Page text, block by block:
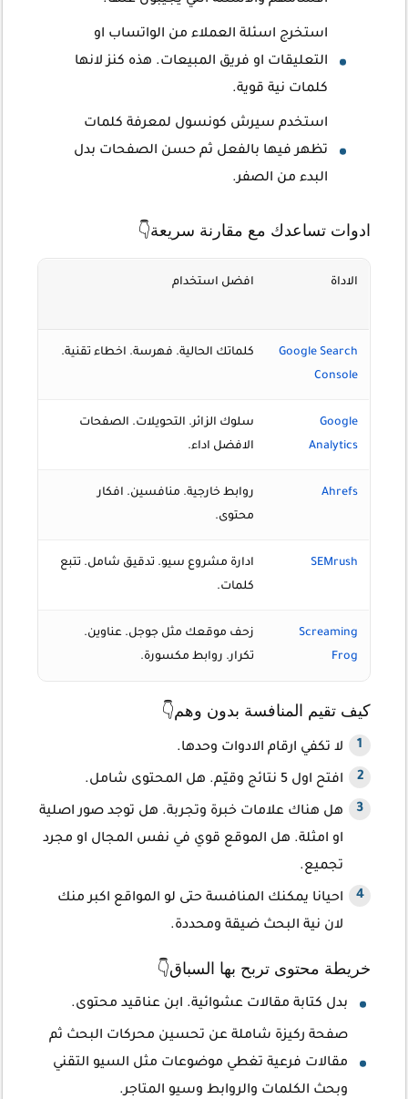
استخرج اسئلة العملاء من الواتساب او
التعليقات او فريق المبيعات. هذه كنز لانها
كلمات نية قوية.
استخدم سيرش كونسول لمعرفة كلمات
تظهر فيها بالفعل ثم حسن الصفحات بدل
البدء من الصفر.
ادوات تساعدك مع مقارنة سريعة👇
الاداة افضل استخدام
Google Search
Console
كلماتك الحالية. فهرسة. اخطاء تقنية.
Google
Analytics
سلوك الزائر. التحويلات. الصفحات
الافضل اداء.
Ahrefs
روابط خارجية. منافسين. افكار
محتوى.
SEMrush
ادارة مشروع سيو. تدقيق شامل. تتبع
كلمات.
Screaming
Frog
زحف موقعك مثل جوجل. عناوين.
تكرار. روابط مكسورة.
كيف تقيم المنافسة بدون وهم👇
لا تكفي ارقام الادوات وحدها.
افتح اول 5 نتائج وقيّم. هل المحتوى شامل.
هل هناك علامات خبرة وتجربة. هل توجد صور اصلية
او امثلة. هل الموقع قوي في نفس المجال او مجرد
تجميع.
احيانا يمكنك المنافسة حتى لو المواقع اكبر منك
لان نية البحث ضيقة ومحددة.
خريطة محتوى تربح بها السباق👇
بدل كتابة مقالات عشوائية. ابن عناقيد محتوى.
صفحة ركيزة شاملة عن تحسين محركات البحث ثم
مقالات فرعية تغطي موضوعات مثل السيو التقني
وبحث الكلمات والروابط وسيو المتاجر.